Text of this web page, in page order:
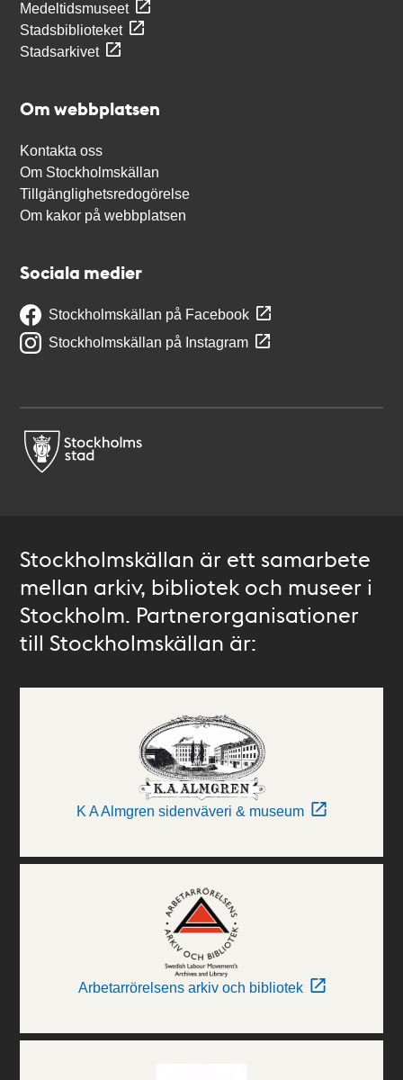
Medeltidsmuseet
Stadsbiblioteket
Stadsarkivet
Om webbplatsen
Kontakta oss
Om Stockholmskällan
Tillgänglighetsredogörelse
Om kakor på webbplatsen
Sociala medier
Stockholmskällan på Facebook
Stockholmskällan på Instagram
Stockholmskällan är ett samarbete
mellan arkiv, bibliotek och museer i
Stockholm. Partnerorganisationer
till Stockholmskällan är:
K A Almgren sidenväveri & museum
Arbetarrörelsens arkiv och bibliotek